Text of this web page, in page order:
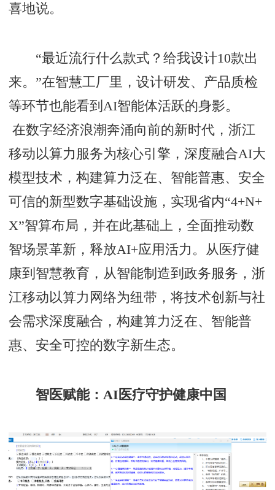
喜地说。
“最近流行什么款式？给我设计10款出
来。”在智慧工厂里，设计研发、产品质检
等环节也能看到AI智能体活跃的身影。
在数字经济浪潮奔涌向前的新时代，浙江
移动以算力服务为核心引擎，深度融合AI大
模型技术，构建算力泛在、智能普惠、安全
可信的新型数字基础设施，实现省内“4+N+
X”智算布局，并在此基础上，全面推动数
智场景革新，释放AI+应用活力。从医疗健
康到智慧教育，从智能制造到政务服务，浙
江移动以算力网络为纽带，将技术创新与社
会需求深度融合，构建算力泛在、智能普
惠、安全可控的数字新生态。
智医赋能：AI医疗守护健康中国